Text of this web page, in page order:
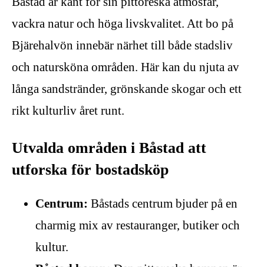
vackra natur och höga livskvalitet. Att bo på
Bjärehalvön innebär närhet till både stadsliv
och natursköna områden. Här kan du njuta av
långa sandstränder, grönskande skogar och ett
rikt kulturliv året runt.
Utvalda områden i Båstad att
utforska för bostadsköp
Centrum: Båstads centrum bjuder på en
charmig mix av restauranger, butiker och
kultur.